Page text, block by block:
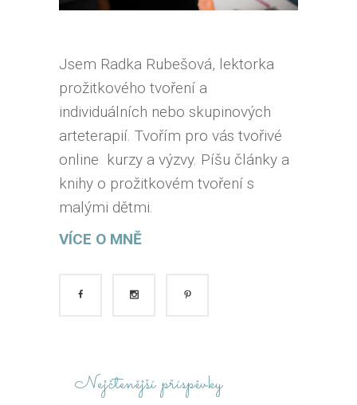
Jsem Radka Rubešová, lektorka
prožitkového tvoření a
individuálních nebo skupinových
arteterapií. Tvořím pro vás tvořivé
online kurzy a výzvy. Píšu články a
knihy o prožitkovém tvoření s
malými dětmi.
VÍCE O MNĚ
Nejčtenější příspěvky